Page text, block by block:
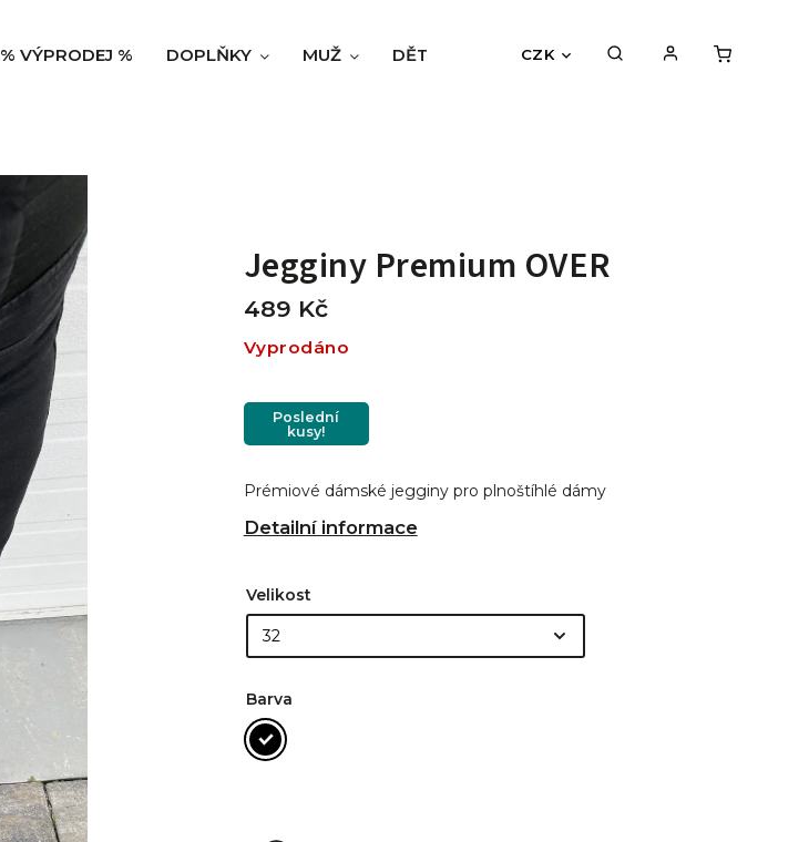
CZK
% VÝPRODEJ % DOPLŇKY MUŽ DĚTI BLOG HODNOCENÍ OBCHODU
Jegginy Premium OVER
489 Kč
Vyprodáno
Prémiové dámské jegginy pro plnoštíhlé dámy
Detailní informace
Poslední
kusy!
Velikost
Barva